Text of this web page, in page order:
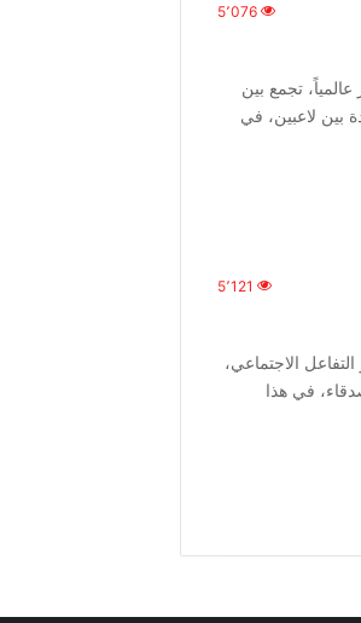
5٬076
تجمع بين
بين لاعبين، في
5٬121
الاجتماعي،
في هذا